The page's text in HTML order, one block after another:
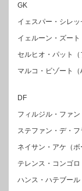
GK
イェスパー・シレッ
イェルーン・ズート
セルヒオ・パット（
マルコ・ビゾート（
DF
フィルジル・ファン
ステファン・デ・フ
ネイサン・アケ（ボ
テレンス・コンゴロ
ハンス・ハテブール